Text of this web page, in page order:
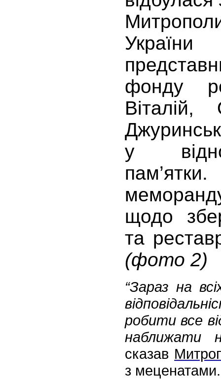
фонду
у
щодо
та
(фото 2)
“Зараз на
робити все
наближати
сказав
з меценатами.